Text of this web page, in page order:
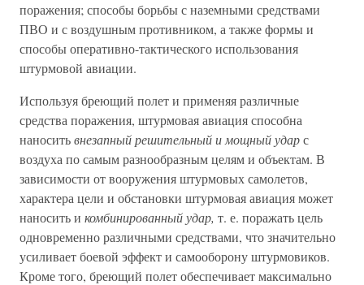
поражения; способы борьбы с наземными средствами
ПВО и с воздушным противником, а также формы и
способы оперативно-тактического использования
штурмовой авиации.
Используя бреющий полет и применяя различные
средства поражения, штурмовая авиация способна
наноситьвнезапный решительный и мощный ударс
воздуха по самым разнообразным целям и объектам. В
зависимости от вооружения штурмовых самолетов,
характера цели и обстановки штурмовая авиация может
наносить и комбинированный удар, т. е. поражать цель
одновременно различными средствами, что значительно
усиливает боевой эффект и самооборону штурмовиков.
Кроме того, бреющий полет обеспечивает максимально